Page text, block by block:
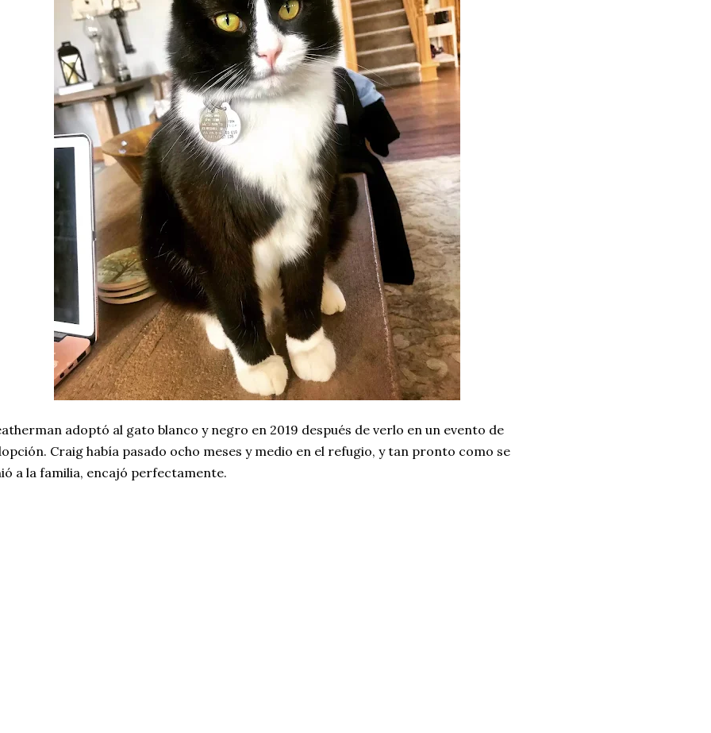
adoptó al gato blanco y negro en 2019 después de verlo en un evento de
Craig había pasado ocho meses y medio en el refugio, y tan pronto como se
a la familia, encajó perfectamente.